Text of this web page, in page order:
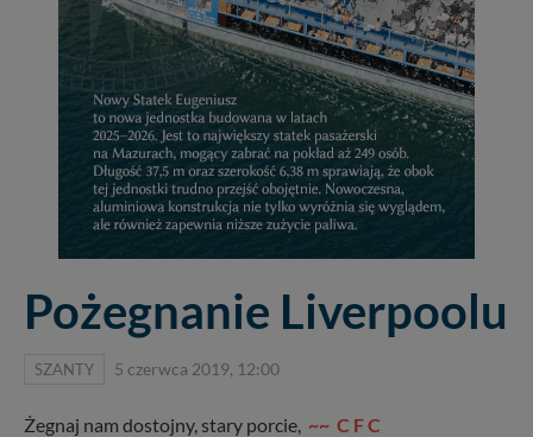
Pożegnanie Liverpoolu
SZANTY 5 czerwca 2019, 12:00
Żegnaj nam dostojny, stary porcie, ~~ C F C